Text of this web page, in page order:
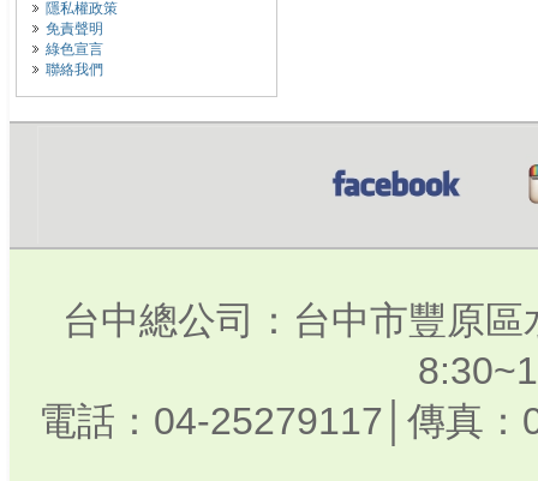
隱私權政策
免責聲明
綠色宣言
聯絡我們
台中總公司：台中市豐原
電話：04-25279117│傳真